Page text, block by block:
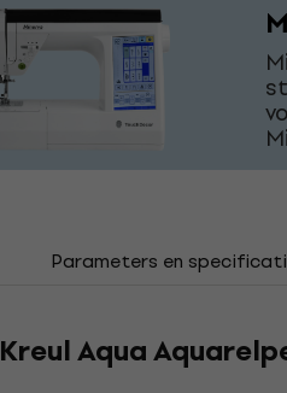
Parameters en
Kreul Aqua